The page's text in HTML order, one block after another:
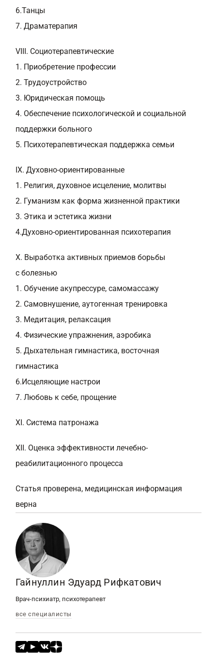
6.Танцы
7. Драматерапия
VIII. Социотерапевтические
1. Приобретение профессии
2. Трудоустройство
3. Юридическая помощь
4. Обеспечение психологической и социальной
поддержки больного
5. Психотерапевтическая поддержка семьи
IX. Духовно-ориентированные
1. Религия, духовное исцеление, молитвы
2. Гуманизм как форма жизненной практики
3. Этика и эстетика жизни
4.Духовно-ориентированная психотерапия
X. Выработка активных приемов борьбы
с болезнью
1. Обучение акупрессуре, самомассажу
2. Самовнушение, аутогенная тренировка
3. Медитация, релаксация
4. Физические упражнения, аэробика
5. Дыхательная гимнастика, восточная
гимнастика
6.Исцеляющие настрои
7. Любовь к себе, прощение
XI. Система патронажа
XII. Оценка эффективности лечебно-
реабилитационного процесса
Статья проверена, медицинская информация
верна
Гайнуллин Эдуард Рифкатович
Врач-психиатр, психотерапевт
все специалисты